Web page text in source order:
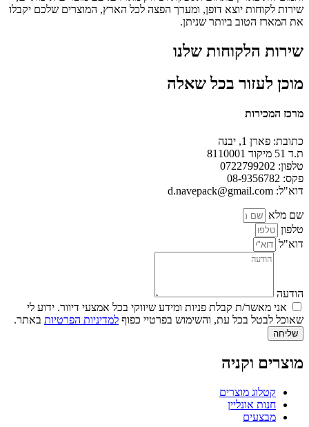
שירות לקוחות יוצא דופן, ומערך הפצה לכל הארץ, המוצרים שלכם יקבלו
את המארז הטוב ביותר שניתן.
שירות הלקוחות שלנו
מוכן לעזור בכל שאלה
מרכז המכירות
כתובת: פארן 1, יבנה
ת.ד 51 מיקוד 8110001
טלפון: 0722799202
פקס: 08-9356782
דוא"ל: d.navepack@gmail.com
שם מלא
טלפון
דוא"ל
הודעה
אני מאשר/ת קבלת פניות ומידע שיווקי בכל אמצעי דיוור. ידוע לי
שאוכל לבטל בכל עת, והשימוש בפרטיי כפוף למדיניות הפרטיות באתר.
שליחה
מוצרים וקניה
קטלוג מוצרים
חנות אונליין
מבצעים